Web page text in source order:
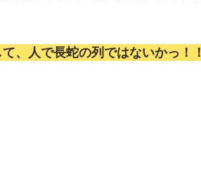
、人で長蛇の列ではないかっ！！